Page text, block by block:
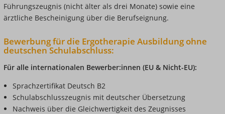
Führungszeugnis (nicht älter als drei Monate) sowie eine
ärztliche Bescheinigung über die Berufseignung.
Bewerbung für die Ergotherapie Ausbildung ohne
deutschen Schulabschluss:
Für alle internationalen Bewerber:innen (EU & Nicht-EU):
Sprachzertifikat Deutsch B2
Schulabschlusszeugnis mit deutscher Übersetzung
Nachweis über die Gleichwertigkeit des Zeugnisses